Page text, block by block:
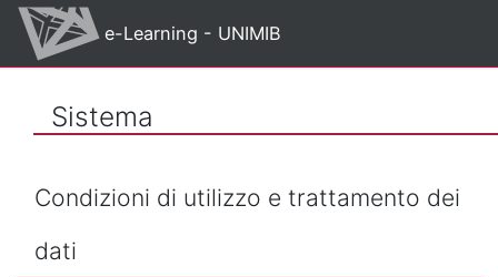
Vai al contenuto principale
e-Learning - UNIMIB
Sistema
Condizioni di utilizzo e trattamento dei
dati